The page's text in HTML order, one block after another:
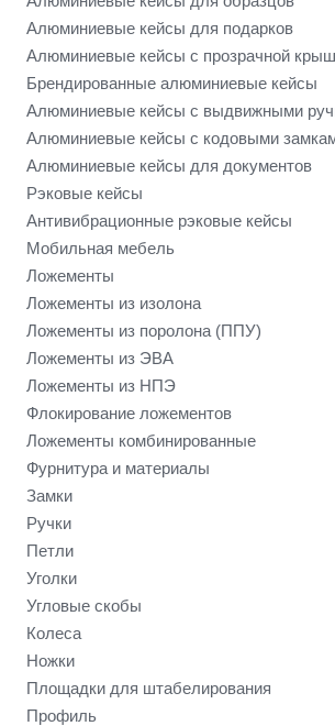
Алюминиевые кейсы для подарков
Алюминиевые кейсы с прозрачной
Брендированные алюминиевые кейсы
Алюминиевые кейсы с выдвижными
Алюминиевые кейсы с кодовыми
Алюминиевые кейсы для документов
Рэковые кейсы
Антивибрационные рэковые кейсы
Мобильная мебель
Ложементы
Ложементы из изолона
Ложементы из поролона (ППУ)
Ложементы из ЭВА
Ложементы из НПЭ
Флокирование ложементов
Ложементы комбинированные
Фурнитура и материалы
Замки
Ручки
Петли
Уголки
Угловые скобы
Колеса
Ножки
Площадки для штабелирования
Профиль